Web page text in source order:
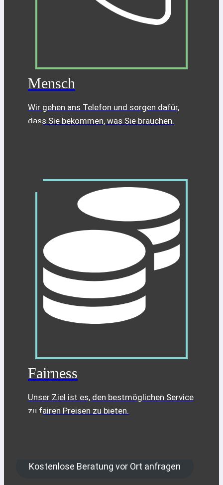
Mensch
Wir gehen ans Telefon und sorgen dafür,
dass Sie bekommen, was Sie brauchen.
Fairness
Unser Ziel ist es, den bestmöglichen Service
zu fairen Preisen zu bieten.
Kostenlose Beratung vor Ort anfragen